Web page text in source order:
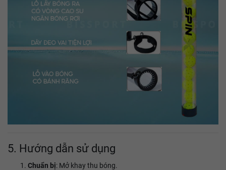
5. Hướng dẫn sử dụng
Chuẩn bị: Mở khay thu bóng.